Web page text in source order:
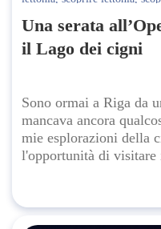
Una serata
il Lago dei cigni
Sono ormai a Riga da
mancava ancora
mie esplorazioni della
l'opportunità di visitare